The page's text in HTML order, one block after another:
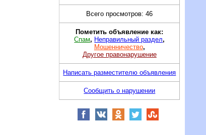
Всего просмотров: 46
Пометить объявление как:
Спам, Неправильный раздел,
Мошенничество,
Другое правонарушение
Написать разместителю объявления
Сообщить о нарушении